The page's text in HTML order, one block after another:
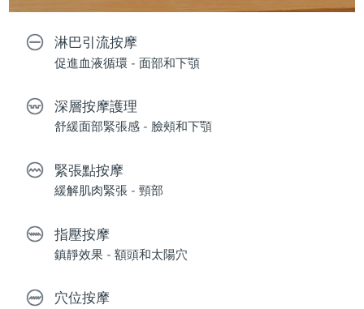
淋巴引流按摩
促進血液循環 - 面部和下顎
深層按摩護理
舒緩面部緊張感 - 臉頰和下顎
緊張點按摩
緩解肌肉緊張 - 頸部
指壓按摩
鎮靜效果 - 額頭和太陽穴
穴位按摩